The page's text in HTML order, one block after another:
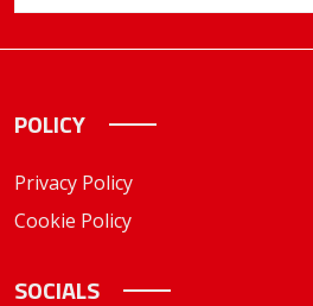
POLICY
Privacy Policy
Cookie Policy
SOCIALS